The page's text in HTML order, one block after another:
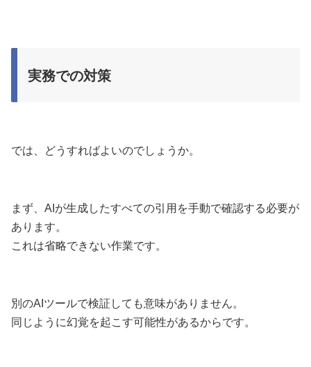
実務での対策
では、どうすればよいのでしょうか。
まず、AIが生成したすべての引用を手動で確認する必要が
あります。
これは省略できない作業です。
別のAIツールで検証しても意味がありません。
同じように幻覚を起こす可能性があるからです。